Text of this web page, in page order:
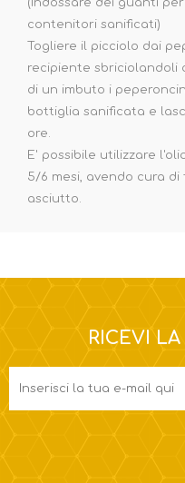
(Indossare dei guanti
contenitori sanificati)
Togliere il picciolo dai
recipiente sbriciolandoli
di un imbuto i
bottiglia sanificata e
ore.
E' possibile utilizzare
5/6 mesi, avendo cura
asciutto.
RICEVI